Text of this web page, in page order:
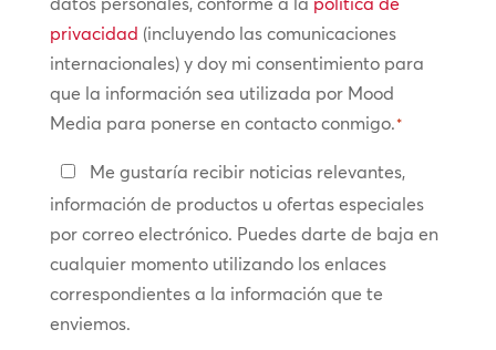
privacidad
*
privacidad (incluyendo las comunicaciones
internacionales) y doy mi consentimiento para
que la información sea utilizada por Mood
Media para ponerse en contacto conmigo.*
Manténte
en
contacto
Me gustaría recibir noticias relevantes,
información de productos u ofertas especiales
por correo electrónico. Puedes darte de baja en
cualquier momento utilizando los enlaces
correspondientes a la información que te
enviemos.